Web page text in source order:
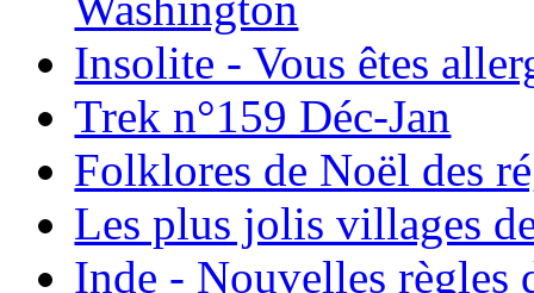
Insolite - Vous êtes
Trek n°159 Déc-Jan
Folklores de Noël des
Les plus jolis villages
Inde - Nouvelles règles